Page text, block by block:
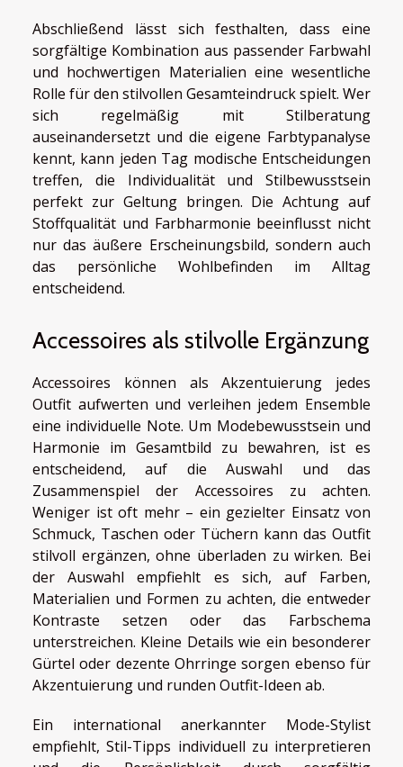
Abschließend lässt sich festhalten, dass eine
sorgfältige Kombination aus passender Farbwahl
und hochwertigen Materialien eine wesentliche
Rolle für den stilvollen Gesamteindruck spielt. Wer
sich regelmäßig mit Stilberatung
auseinandersetzt und die eigene Farbtypanalyse
kennt, kann jeden Tag modische Entscheidungen
treffen, die Individualität und Stilbewusstsein
perfekt zur Geltung bringen. Die Achtung auf
Stoffqualität und Farbharmonie beeinflusst nicht
nur das äußere Erscheinungsbild, sondern auch
das persönliche Wohlbefinden im Alltag
entscheidend.
Accessoires als stilvolle Ergänzung
Accessoires können als Akzentuierung jedes
Outfit aufwerten und verleihen jedem Ensemble
eine individuelle Note. Um Modebewusstsein und
Harmonie im Gesamtbild zu bewahren, ist es
entscheidend, auf die Auswahl und das
Zusammenspiel der Accessoires zu achten.
Weniger ist oft mehr – ein gezielter Einsatz von
Schmuck, Taschen oder Tüchern kann das Outfit
stilvoll ergänzen, ohne überladen zu wirken. Bei
der Auswahl empfiehlt es sich, auf Farben,
Materialien und Formen zu achten, die entweder
Kontraste setzen oder das Farbschema
unterstreichen. Kleine Details wie ein besonderer
Gürtel oder dezente Ohrringe sorgen ebenso für
Akzentuierung und runden Outfit-Ideen ab.
Ein international anerkannter Mode-Stylist
empfiehlt, Stil-Tipps individuell zu interpretieren